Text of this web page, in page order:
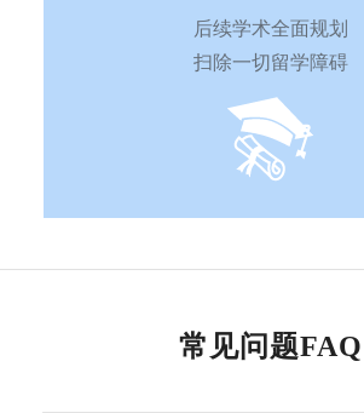
后续学术全面规划
扫除一切留学障碍
常见问题FAQ